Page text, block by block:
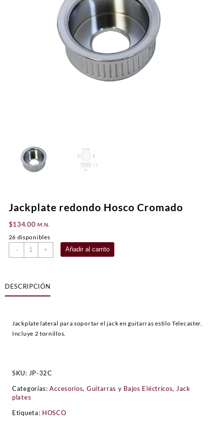
Jackplate redondo Hosco Cromado
$134.00 M.N.
26 disponibles
-
Jackplate
redondo
cantidad
+ Añadir al carrito
DESCRIPCIÓN
Jackplate lateral para soportar el jack en guitarras estilo Telecaster.
Incluye 2 tornillos.
SKU: JP-32C
Categorías:Accesorios, Guitarras y Bajos Eléctricos, Jack
plates
Etiqueta: HOSCO